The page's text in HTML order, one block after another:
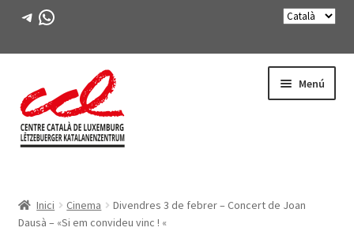
Telegram
WhatsApp
navegació
al
contingut
Menú
ACTIVITATS
Inici Cinema
Divendres 3 de febrer – Concert de Joan
Dausà – «Si em convideu vinc ! «